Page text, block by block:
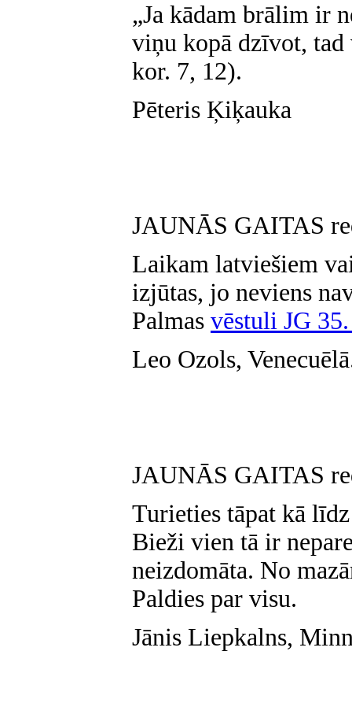
„Ja kādam brālim ir
viņu kopā dzīvot, tad
kor. 7, 12).
Pēteris Ķiķauka
JAUNĀS GAITAS
Laikam latviešiem
izjūtas, jo neviens
Palmas vēstuli JG
Leo Ozols,
JAUNĀS GAITAS
Turieties tāpat kā
Bieži vien tā ir
neizdomāta. No
Paldies par visu.
Jānis Liepkalns,